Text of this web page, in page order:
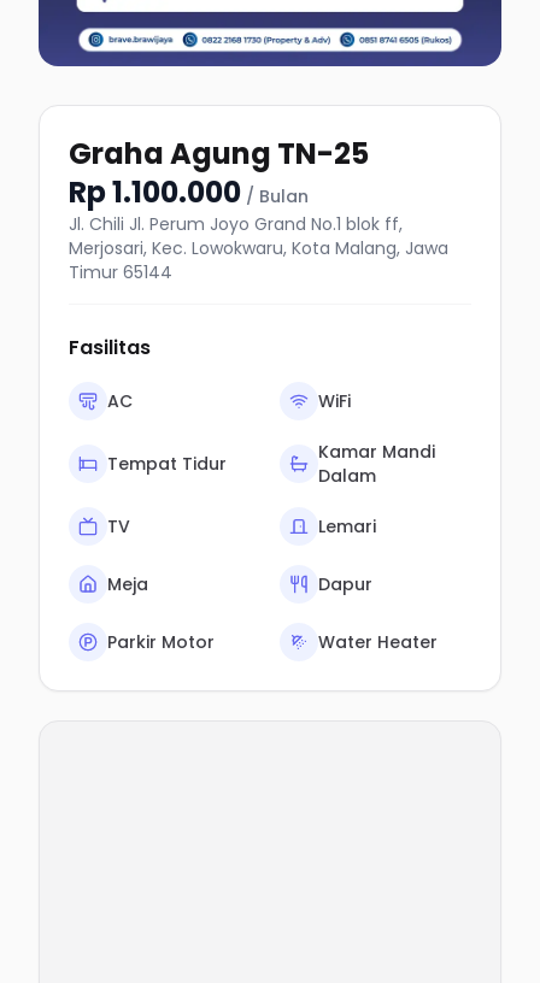
Graha Agung TN-25
Rp 1.100.000 / Bulan
Jl. Chili Jl. Perum Joyo Grand No.1 blok ff,
Merjosari, Kec. Lowokwaru, Kota Malang, Jawa
Timur 65144
Fasilitas
AC WiFi
Tempat Tidur
Kamar Mandi
Dalam
TV Lemari
Meja Dapur
Parkir Motor Water Heater